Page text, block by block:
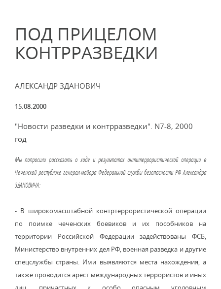
ПОД ПРИЦЕЛОМ
КОНТРРАЗВЕДКИ
АЛЕКСАНДР ЗДАНОВИЧ
15.08.2000
"Новости разведки и контрразведки". N7-8, 2000
год
Мы попросили рассказать о ходе и результатах антитеррористической операции в
Чеченской республике генерал-майора Федеральной службы безопасности РФ Александра
ЗДАНОВИЧА:
- В широкомасштабной контртеррористической операции
по поимке чеченских боевиков и их пособников на
территории Российской Федерации задействованы ФСБ,
Министерство внутренних дел РФ, военная разведка и другие
спецслужбы страны. Ими выявляются места нахождения, а
также проводится арест международных террористов и иных